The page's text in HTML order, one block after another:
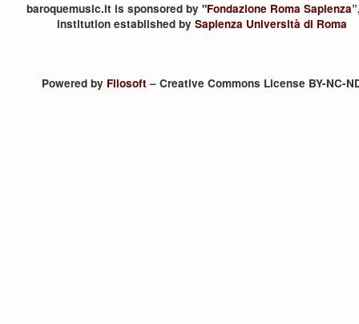
baroquemusic.it is sponsored by "Fondazione Roma Sapienza
institution established by Sapienza Università di Roma
Powered by Filosoft– Creative Commons License BY-NC-